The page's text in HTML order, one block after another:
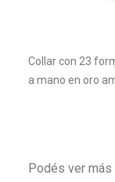
Collar con 23
a mano en oro
Podés ver más